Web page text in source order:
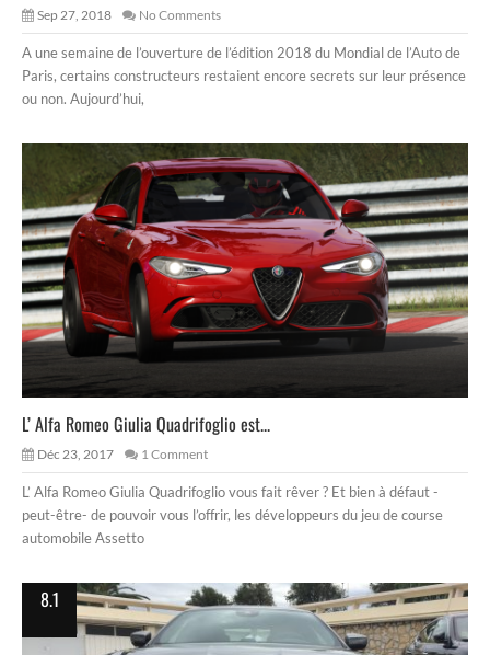
Sep 27, 2018 No Comments
A une semaine de l’ouverture de l’édition 2018 du Mondial de l’Auto de
Paris, certains constructeurs restaient encore secrets sur leur présence
ou non. Aujourd’hui,
L’ Alfa Romeo Giulia Quadrifoglio est...
Déc 23, 2017 1 Comment
L’ Alfa Romeo Giulia Quadrifoglio vous fait rêver ? Et bien à défaut -
peut-être- de pouvoir vous l’offrir, les développeurs du jeu de course
automobile Assetto
8.1